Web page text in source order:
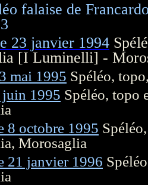
falaise de
23 janvier 1994
[I Luminelli] -
mai 1995 Spéléo,
juin 1995 Spéléo, topo
8 octobre 1995
Morosaglia
21 janvier 1996